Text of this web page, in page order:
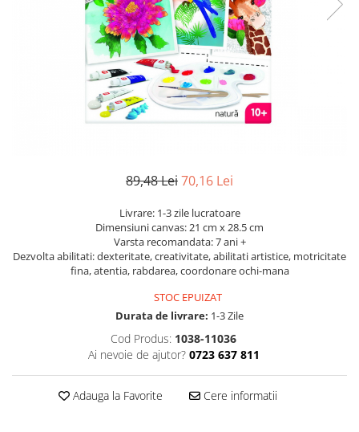
LEAGANE PENTRU COPII
BALANSOAR COPII
CASUTE SI CORTURI COPII
TROTINETE COPII
MAŞINUŢE DE ÎMPINS
BICICLETA FARA PEDALE
BUCĂTĂRII ȘI ACCESORII
JUCĂRII MUZICALE
JOCURI DE SOCIETATE
CĂRUCIOARE COPII
CĂRUCIOARE 3 IN 1
CĂRUCIOARE 2 in 1
CĂRUCIOARE SPORT
MARSUPII SI HAMURI
TARCURI DE JOACA
Hubner
John
Lego Duplo
89,48 Lei70,16 Lei
Livrare: 1-3 zile lucratoare
Dimensiuni canvas: 21 cm x 28.5 cm
Varsta recomandata: 7 ani +
Dezvolta abilitati: dexteritate, creativitate, abilitati artistice, motricitate
fina, atentia, rabdarea, coordonare ochi-mana
STOC EPUIZAT
Durata de livrare: 1-3 Zile
Cod Produs: 1038-11036
Ai nevoie de ajutor? 0723 637 811
Adauga la Favorite Cere informatii